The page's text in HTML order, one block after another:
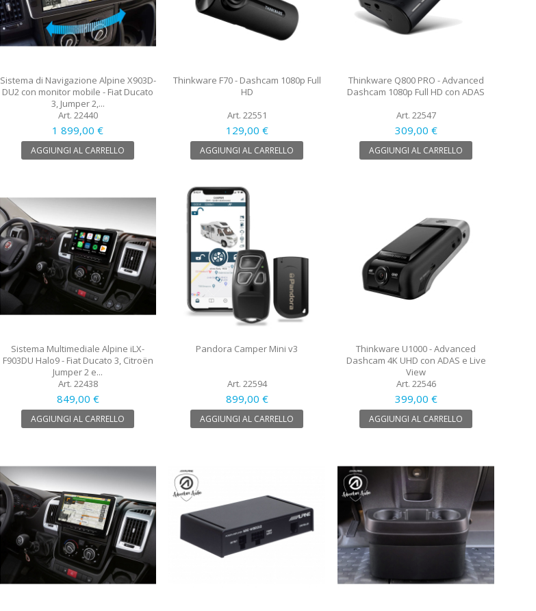
Sistema di Navigazione Alpine X903D-
DU2 con monitor mobile - Fiat Ducato
3, Jumper 2,...
Art. 22440
1 899,00 €
AGGIUNGI AL CARRELLO
Thinkware F70 - Dashcam 1080p Full
HD
Art. 22551
129,00 €
AGGIUNGI AL CARRELLO
Thinkware Q800 PRO - Advanced
Dashcam 1080p Full HD con ADAS
Art. 22547
309,00 €
AGGIUNGI AL CARRELLO
Sistema Multimediale Alpine iLX-
F903DU Halo9 - Fiat Ducato 3, Citroën
Jumper 2 e...
Art. 22438
849,00 €
AGGIUNGI AL CARRELLO
Pandora Camper Mini v3
Art. 22594
899,00 €
AGGIUNGI AL CARRELLO
Thinkware U1000 - Advanced
Dashcam 4K UHD con ADAS e Live
View
Art. 22546
399,00 €
AGGIUNGI AL CARRELLO